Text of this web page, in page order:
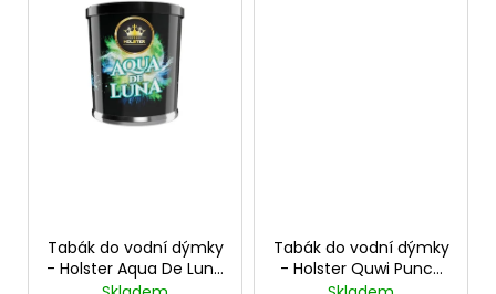
Tabák do vodní dýmky
- Holster Aqua De Luna
Tabák do vodní dýmky
- Holster Quwi Punch